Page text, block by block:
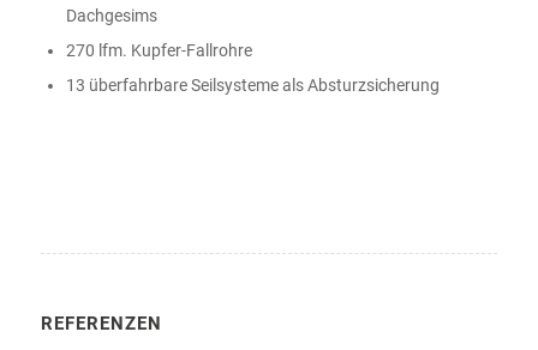
Dachgesims
270 lfm. Kupfer-Fallrohre
13 überfahrbare Seilsysteme als Absturzsicherung
REFERENZEN